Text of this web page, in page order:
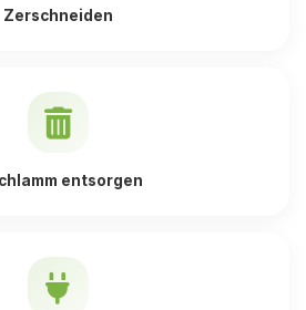
Zerschneiden
entsorgen